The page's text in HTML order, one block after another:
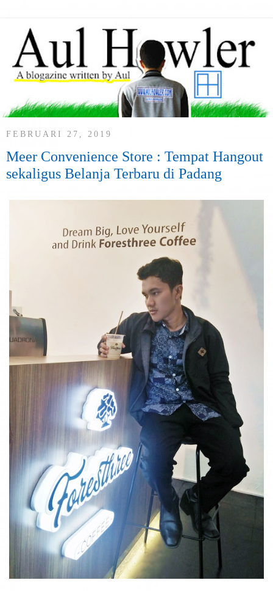
FEBRUARI 27, 2019
Meer Convenience Store : Tempat Hangout
sekaligus Belanja Terbaru di Padang